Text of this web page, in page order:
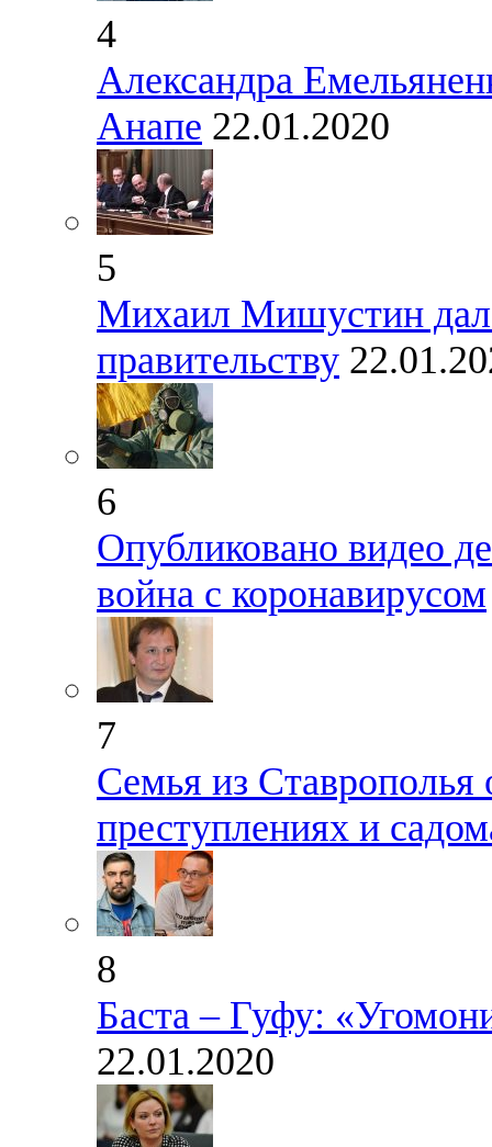
4
Александра
Анапе 22.01.2020
5
Михаил Мишустин дал
правительству
6
Опубликовано видео
война с коронавирусом
7
Семья из Ставрополья
преступлениях и
8
Баста – Гуфу:
22.01.2020